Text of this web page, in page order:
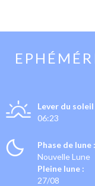
Lever du soleil
06:23
Phase de lune :
Nouvelle Lune
Pleine lune :
27/08